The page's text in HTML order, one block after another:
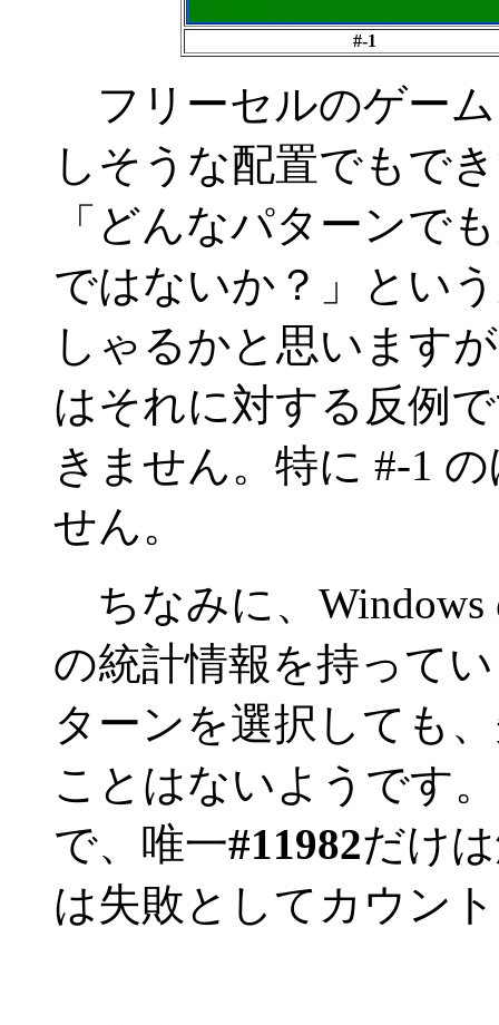
#-1
フリーセルのゲー
しそうな配置でもで
「どんなパターンで
ではないか？」とい
しゃるかと思います
はそれに対する反例
きません。特に #-1
せん。
ちなみに、Windows
の統計情報を持って
ターンを選択しても
ことはないようです
で、唯一#11982だけ
は失敗としてカウン